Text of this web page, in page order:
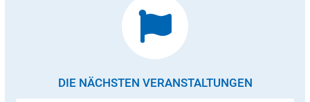
DIE NÄCHSTEN VERANSTALTUNGEN